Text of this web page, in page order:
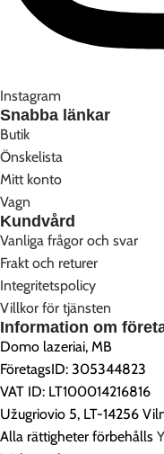
Instagram
Snabba länkar
Butik
Önskelista
Mitt konto
Vagn
Kundvård
Vanliga frågor och svar
Frakt och returer
Integritetspolicy
Villkor för tjänsten
Information om
Domo lazeriai, MB
FöretagsID: 305344823
VAT ID: LT100014216816
Užugriovio 5, LT-14256
Alla rättigheter förbehålls